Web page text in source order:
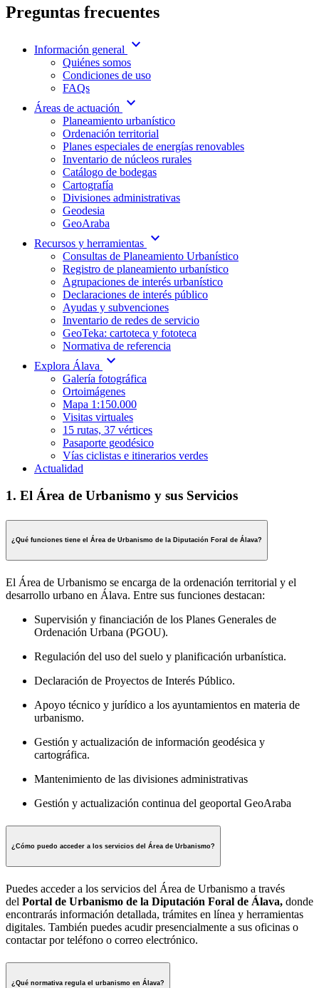
Preguntas frecuentes
Información general expand_more
Quiénes somos
Condiciones de uso
FAQs
Áreas de actuación
expand_more
Planeamiento urbanístico
Ordenación territorial
Planes especiales de energías renovables
Inventario de núcleos rurales
Catálogo de bodegas
Cartografía
Divisiones administrativas
Geodesia
GeoAraba
Recursos y herramientas expand_more
Consultas de Planeamiento Urbanístico
Registro de planeamiento urbanístico
Agrupaciones de interés urbanístico
Declaraciones de interés público
Ayudas y subvenciones
Inventario de redes de servicio
GeoTeka: cartoteca y fototeca
Normativa de referencia
Explora Álava
expand_more
Galería fotográfica
Ortoimágenes
Mapa 1:150.000
Visitas virtuales
15 rutas, 37 vértices
Pasaporte geodésico
Vías ciclistas e itinerarios verdes
Actualidad
1. El Área de Urbanismo y sus Servicios
¿Qué funciones tiene el Área de Urbanismo de la Diputación Foral de Álava?
El Área de Urbanismo se encarga de la ordenación territorial y el
desarrollo urbano en Álava. Entre sus funciones destacan:
Supervisión y financiación de los Planes Generales de
Ordenación Urbana (PGOU).
Regulación del uso del suelo y planificación urbanística.
Declaración de Proyectos de Interés Público.
Apoyo técnico y jurídico a los ayuntamientos en materia de
urbanismo.
Gestión y actualización de información geodésica y
cartográfica.
Mantenimiento de las divisiones administrativas
Gestión y actualización continua del geoportal GeoAraba
¿Cómo puedo acceder a los servicios del Área de Urbanismo?
Puedes acceder a los servicios del Área de Urbanismo a través
del Portal de Urbanismo de la Diputación Foral de Álava, donde
encontrarás información detallada, trámites en línea y herramientas
digitales. También puedes acudir presencialmente a sus oficinas o
contactar por teléfono o correo electrónico.
¿Qué normativa regula el urbanismo en Álava?